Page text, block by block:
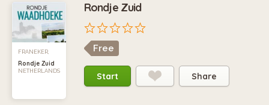
FRANEKER,
NETHERLANDS
Rondje Zuid
Rondje Zuid
Free
Start Share